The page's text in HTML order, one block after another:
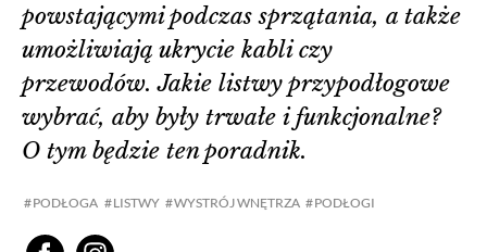
PODŁOGA LISTWY WYSTRÓJ WNĘTRZA PODŁOGI
powstającymi podczas sprzątania, a także
umożliwiają ukrycie kabli czy
przewodów. Jakie listwy przypodłogowe
wybrać, aby były trwałe i funkcjonalne?
O tym będzie ten poradnik.